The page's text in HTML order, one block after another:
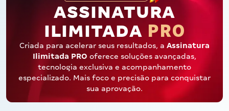
ASSINATURA
ILIMITADA PRO
Criada para acelerar seus resultados, a Assinatura
Ilimitada PRO oferece soluções avançadas,
tecnologia exclusiva e acompanhamento
especializado. Mais foco e precisão para conquistar
sua aprovação.